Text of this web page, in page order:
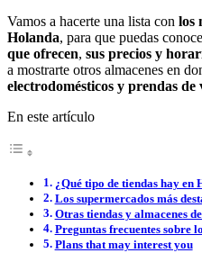
Vamos a hacerte una lista con los
Holanda, para que puedas
que ofrecen, sus precios y
a mostrarte otros almacenes en
electrodomésticos y prendas
En este artículo
¿Qué tipo de tiendas hay en
Los supermercados más
Otras tiendas y almacenes
Preguntas frecuentes sobre
Plans that may interest you